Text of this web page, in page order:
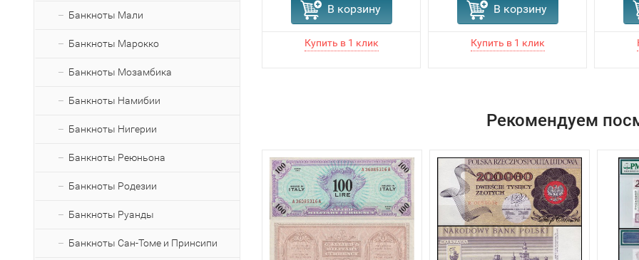
Банкноты Мали
Банкноты Марокко
Банкноты Мозамбика
Банкноты Намибии
Банкноты Нигерии
Банкноты Реюньона
Банкноты Родезии
Банкноты Руанды
Банкноты Сан-Томе и Принсипи
В корзину В корзину
Рекомендуем